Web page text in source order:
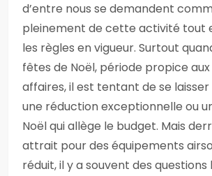
d’entre nous se demandent
pleinement de cette activité tout
les règles en vigueur. Surtout
fêtes de Noël, période propice
affaires, il est tentant de se
une réduction exceptionnelle ou
Noël qui allège le budget. Mais
attrait pour des équipements
réduit, il y a souvent des questions